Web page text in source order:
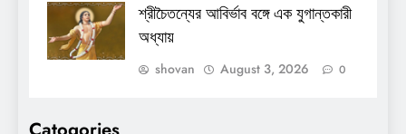
শ্রীচৈতন্যের আবির্ভাব বঙ্গে এক যুগান্তকারী
অধ্যায়
shovan August 3, 2026 0